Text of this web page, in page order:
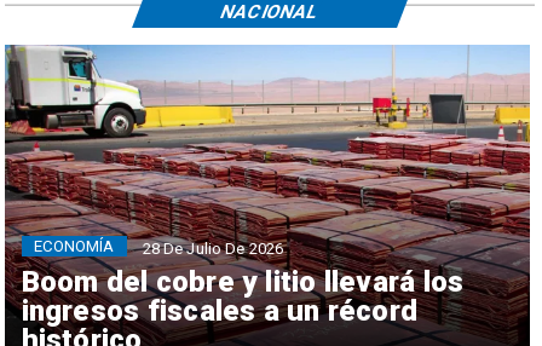
Boom del cobre y litio llevará los
ingresos fiscales a un récord
ECONOMÍA 28 De Julio De 2026
NACIONAL